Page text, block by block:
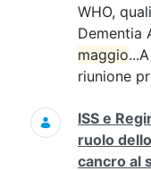
WHO,
Dementia
maggio...A
riunione
ISS e
ruolo
cancro al